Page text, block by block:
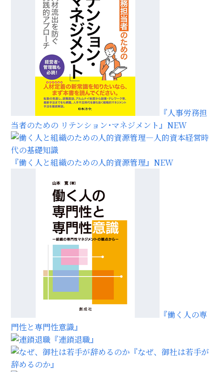
『人事労務担
当者のための リテンション･マネジメント』 NEW
『働く人と組織のための人的資源管理』 NEW
『働く人の専
門性と専門性意識』
『連鎖退職』
『なぜ、御社は若手が
辞めるのか』